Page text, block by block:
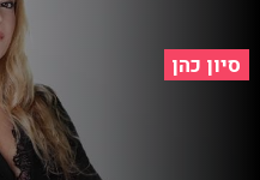
סיון כהן